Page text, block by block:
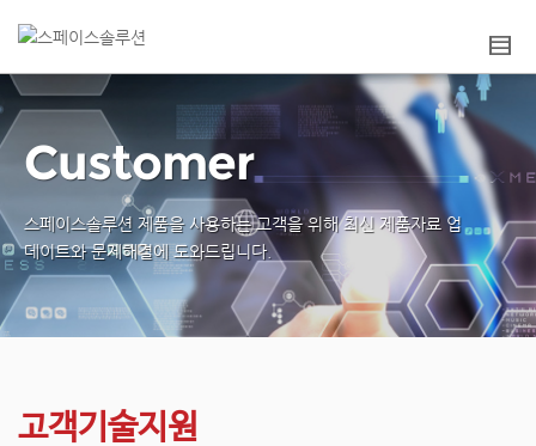
스페이스솔루션 제품을 사용하는 고객을 위해최신 제품자료 업
데이트와 문제해결에 도와드립니다.
Customer
고객기술지원